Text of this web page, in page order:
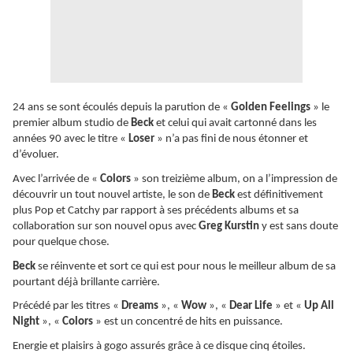
24 ans se sont écoulés depuis la parution de « Golden Feelings » le
premier album studio de Beck et celui qui avait cartonné dans les
années 90 avec le titre « Loser » n’a pas fini de nous étonner et
d’évoluer.
Avec l’arrivée de « Colors » son treizième album, on a l’impression de
découvrir un tout nouvel artiste, le son de Beck est définitivement
plus Pop et Catchy par rapport à ses précédents albums et sa
collaboration sur son nouvel opus avec Greg Kurstin y est sans doute
pour quelque chose.
Beck se réinvente et sort ce qui est pour nous le meilleur album de sa
pourtant déjà brillante carrière.
Précédé par les titres « Dreams », « Wow », « Dear Life » et « Up All
Night », « Colors » est un concentré de hits en puissance.
Energie et plaisirs à gogo assurés grâce à ce disque cinq étoiles.